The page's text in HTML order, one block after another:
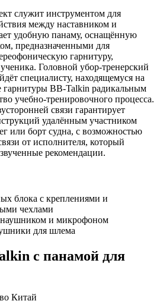
служит инструментом для
между наставником и
удобную панаму, оснащённую
предназначенными для
гарнитуру,
Головной убор-тренерский
специалисту, находящемуся на
BB-Talkin радикальным
учебно-тренировочного процесса.
связи гарантирует
удалённым участником
или борт судна, с возможностью
от исполнителя, который
рекомендации.
блока с креплениями и
чехлами
и микрофоном
для шлема
с панамой для
Китай